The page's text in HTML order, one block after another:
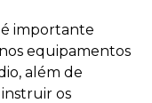
é importante
equipamentos
além de
os